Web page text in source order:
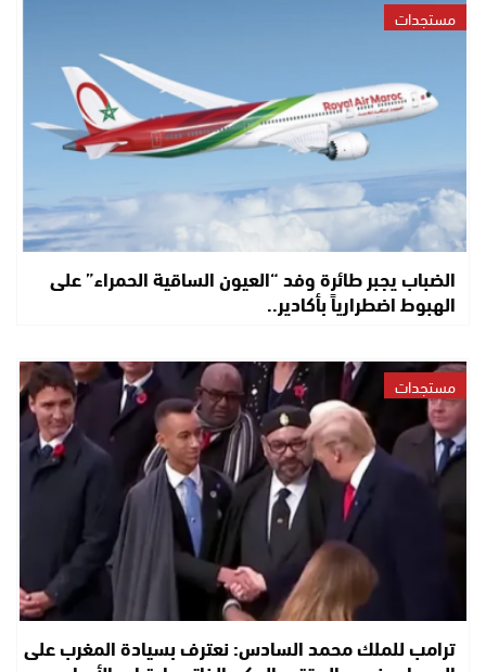
مستجدات
الضباب يجبر طائرة وفد “العيون الساقية الحمراء” على
الهبوط اضطرارياً بأكادير..
مستجدات
ترامب للملك محمد السادس: نعترف بسيادة المغرب على